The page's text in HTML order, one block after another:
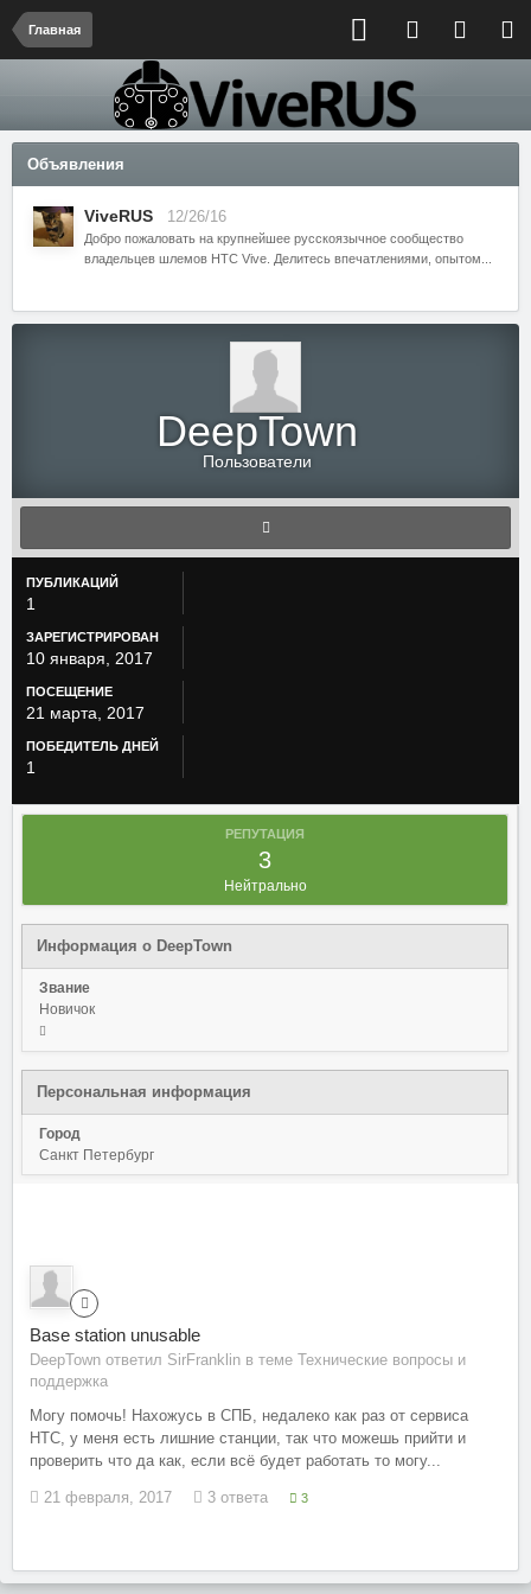
Главная
Объявления
ViveRUS 12/26/16
Добро пожаловать на крупнейшее русскоязычное сообщество
владельцев шлемов HTC Vive. Делитесь впечатлениями, опытом...
DeepTown
Пользователи
ПУБЛИКАЦИЙ
1
ЗАРЕГИСТРИРОВАН
10 января, 2017
ПОСЕЩЕНИЕ
21 марта, 2017
ПОБЕДИТЕЛЬ ДНЕЙ
1
РЕПУТАЦИЯ
3
Нейтрально
Информация о DeepTown
Звание
Новичок
Персональная информация
Город
Санкт Петербург
Base station unusable
DeepTown ответил SirFranklin в теме Технические вопросы и
поддержка
Могу помочь! Нахожусь в СПБ, недалеко как раз от сервиса
HTC, у меня есть лишние станции, так что можешь прийти и
проверить что да как, если всё будет работать то могу...
21 февраля, 2017 3 ответа 3